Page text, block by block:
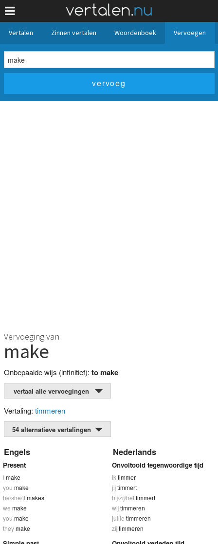
Vertalen Zinnen vertalen Woordenboek Vervoegen
Vervoeging van
make
Onbepaalde wijs (infinitief): to make
vertaal alle vervoegingen
Vertaling: timmeren
54 alternatieve vertalingen
Engels Nederlands
Present
Imake
you make
he/she/itmakes
we make
you make
theymake
Onvoltooid tegenwoordige tijd
ik timmer
jijtimmert
hij/zij/hettimmert
wijtimmeren
jullie timmeren
zijtimmeren